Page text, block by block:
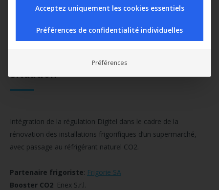
Situation
Intégration de la régulation Digitel dans le cadre de la
rénovation des installations frigorifiques d’un supermarché,
avec passage au réfrigérant naturel CO2.
Partenaire frigoriste: Frigorie SA
Booster CO2: Enex S.r.l.
Acceptez uniquement les cookies essentiels
Préférences de confidentialité individuelles
Préférences